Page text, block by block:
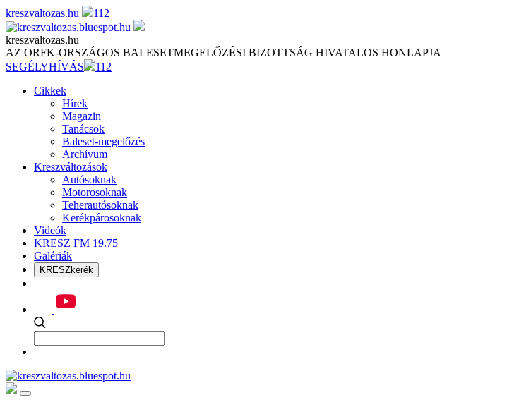
Skip
to
content
kreszvaltozas.hu 112
kreszvaltozas.hu
AZ ORFK-ORSZÁGOS BALESETMEGELŐZÉSI BIZOTTSÁG HIVATALOS HONLAPJA
SEGÉLYHÍVÁS
112
Cikkek
Hírek
Magazin
Tanácsok
Baleset-megelőzés
Archívum
Kreszváltozások
Autósoknak
Motorosoknak
Teherautósoknak
Kerékpárosoknak
Videók
KRESZ FM 19.75
Galériák
KRESZkerék